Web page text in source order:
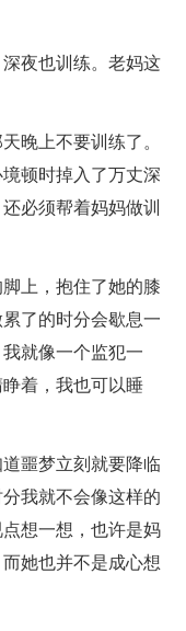
夜也训练。老妈这
晚上不要训练了。
顿时掉入了万丈深
必须帮着妈妈做训
上，抱住了她的膝
了的时分会歇息一
就像一个监犯一
着，我也可以睡
噩梦立刻就要降临
我就不会像这样的
想一想，也许是妈
她也并不是成心想